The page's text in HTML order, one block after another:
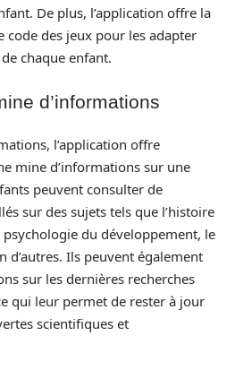
De plus, l’application offre la
des jeux pour les adapter
chaque enfant.
d’informations
l’application offre
mine d’informations sur une
peuvent consulter de
sur des sujets tels que l’histoire
psychologie du développement, le
d’autres. Ils peuvent également
sur les dernières recherches
qui leur permet de rester à jour
scientifiques et